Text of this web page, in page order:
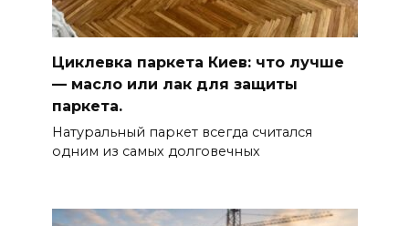
Циклевка паркета Киев: что лучше
— масло или лак для защиты
паркета.
Натуральный паркет всегда считался
одним из самых долговечных